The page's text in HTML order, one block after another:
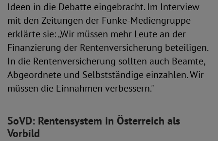
Ideen in die Debatte eingebracht. Im Interview
mit den Zeitungen der Funke-Mediengruppe
erklärte sie: „Wir müssen mehr Leute an der
Finanzierung der Rentenversicherung beteiligen.
In die Rentenversicherung sollten auch Beamte,
Abgeordnete und Selbstständige einzahlen. Wir
müssen die Einnahmen verbessern."
SoVD: Rentensystem in Österreich als
Vorbild